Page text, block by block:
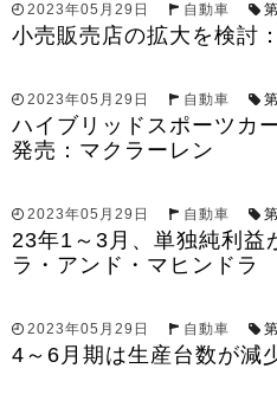
2023年05月29日 自動車 第
小売販売店の拡大を検討
2023年05月29日 自動車 第
ハイブリッドスポーツカ
発売：マクラーレン
2023年05月29日 自動車 第
23年1～3月、単独純利益
ラ・アンド・マヒンドラ
2023年05月29日 自動車 第
4～6月期は生産台数が減